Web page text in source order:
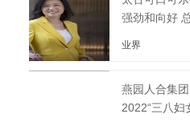
强劲和向好
业界
燕园人合集
2022“三八妇